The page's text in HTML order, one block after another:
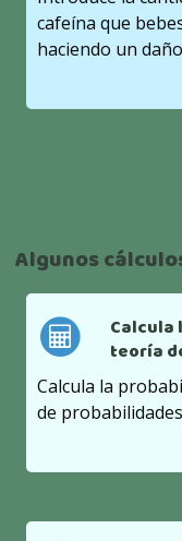
cafeína que
haciendo un
Algunos
Calcula
teoría
Calcula la
de